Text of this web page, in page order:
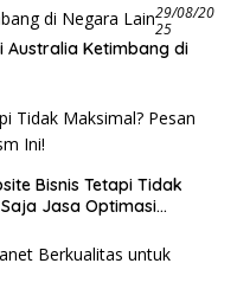
29/08/20
25
Australia Ketimbang di
Bisnis Tetapi Tidak
Jasa Optimasi